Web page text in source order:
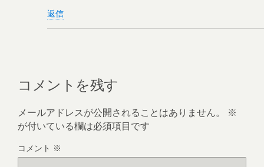
返信
コメントを残す
メールアドレスが公開されることはありません。
※
が付いている欄は必須項目です
コメント ※